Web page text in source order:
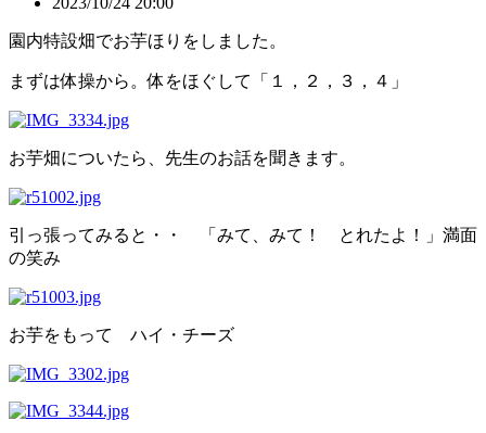
園内特設畑でお芋ほりをしました。
まずは体操から。体をほぐして「１，２，３，４」
お芋畑についたら、先生のお話を聞きます。
引っ張ってみると・・ 「みて、みて！ とれたよ！」満面
の笑み
お芋をもって ハイ・チーズ